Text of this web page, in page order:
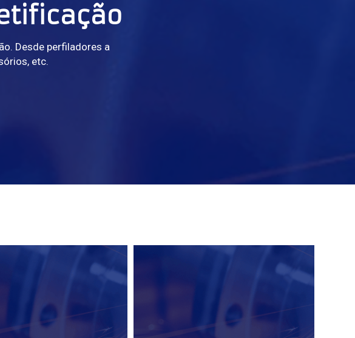
Desde perfiladores a
etc.